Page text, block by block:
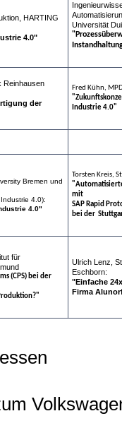
HARTING
4.0"
Universität
Reinhausen
der
Fred Kühn,
Industrie 4.0"
Bremen und
4.0):
4.0"
Torsten Kreis,
mit
SAP Rapid
bei der
für
(CPS) bei der
Ulrich Lenz,
Eschborn:
"Einfache
Firma